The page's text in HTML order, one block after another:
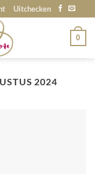
Uitchecken
0
2024